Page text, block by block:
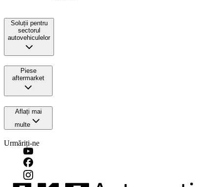
Soluții pentru
sectorul
autovehiculelor
Piese
aftermarket
Aflați mai
multe
Urmăriți-ne